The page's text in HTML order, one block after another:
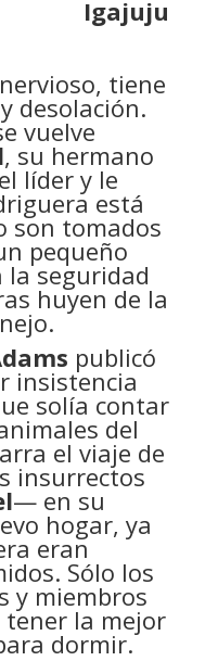
Igajuju
tiene
desolación.
vuelve
, su hermano
líder y le
está
son tomados
pequeño
la seguridad
huyen de la
publicó
insistencia
solía contar
del
el viaje de
insurrectos
— en su
hogar, ya
eran
Sólo los
y miembros
tener la mejor
dormir.